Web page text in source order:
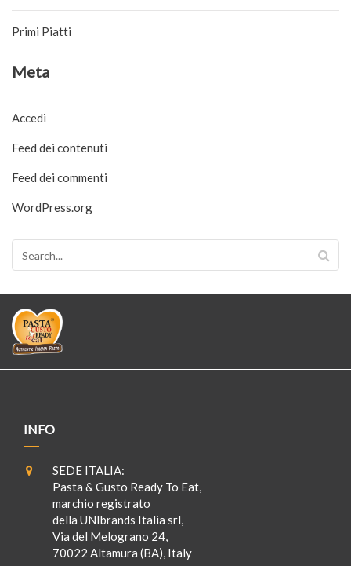
Primi Piatti
Meta
Accedi
Feed dei contenuti
Feed dei commenti
WordPress.org
INFO
SEDE ITALIA:
Pasta & Gusto Ready To Eat,
marchio registrato
della UNIbrands Italia srl,
Via del Melograno 24,
70022 Altamura (BA), Italy